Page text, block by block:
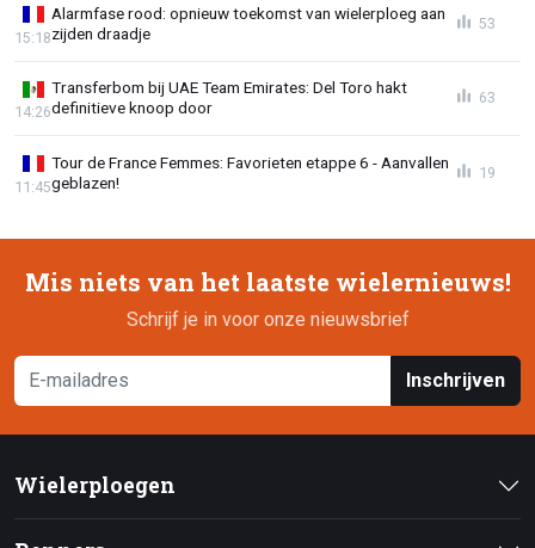
Alarmfase rood: opnieuw toekomst van wielerploeg aan
zijden draadje
15:18
53
Transferbom bij UAE Team Emirates: Del Toro hakt
definitieve knoop door
14:26
63
Tour de France Femmes: Favorieten etappe 6 - Aanvallen
geblazen!
11:45
19
Mis niets van het laatste wielernieuws!
Schrijf je in voor onze nieuwsbrief
Inschrijven
Wielerploegen